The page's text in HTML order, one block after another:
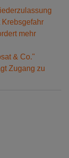
mehr
& Co."
Zugang zu